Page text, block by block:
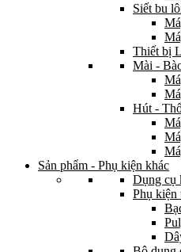
Siết bu
Thiết bị
Mài -
Hút -
Sản phẩm - Phụ kiện khác
Dụng cụ
Phụ kiện